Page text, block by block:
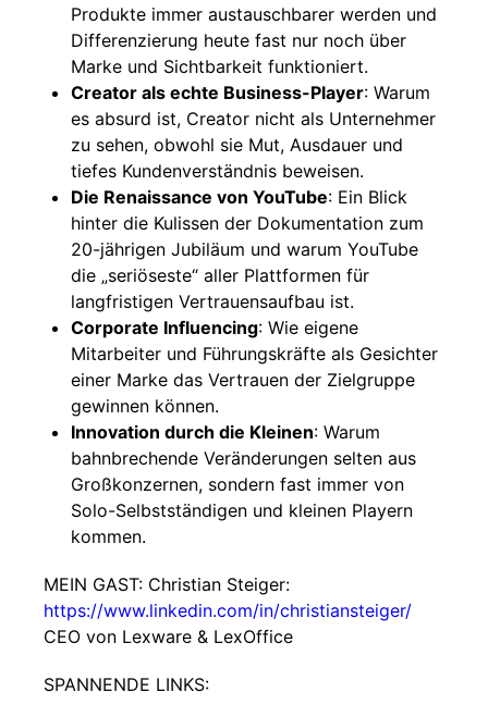
Produkte immer austauschbarer werden und
Differenzierung heute fast nur noch über
Marke und Sichtbarkeit funktioniert.
Creator als echte Business-Player: Warum
es absurd ist, Creator nicht als Unternehmer
zu sehen, obwohl sie Mut, Ausdauer und
tiefes Kundenverständnis beweisen.
Die Renaissance von YouTube: Ein Blick
hinter die Kulissen der Dokumentation zum
20-jährigen Jubiläum und warum YouTube
die „seriöseste“ aller Plattformen für
langfristigen Vertrauensaufbau ist.
Corporate Influencing: Wie eigene
Mitarbeiter und Führungskräfte als Gesichter
einer Marke das Vertrauen der Zielgruppe
gewinnen können.
Innovation durch die Kleinen: Warum
bahnbrechende Veränderungen selten aus
Großkonzernen, sondern fast immer von
Solo-Selbstständigen und kleinen Playern
kommen.
MEIN GAST: Christian Steiger:
https://www.linkedin.com/in/christiansteiger/
CEO von Lexware & LexOffice
SPANNENDE LINKS: